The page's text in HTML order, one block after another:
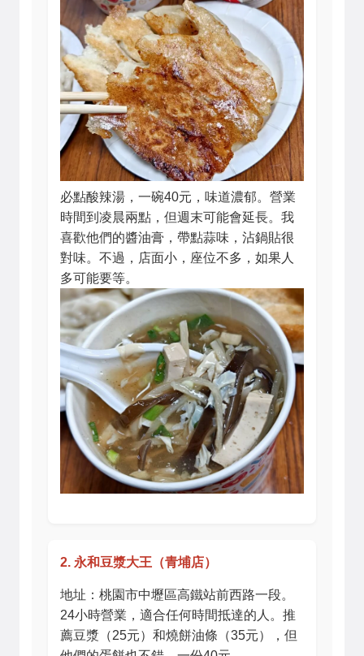
必點酸辣湯，一碗40元，味道濃郁。營業
時間到凌晨兩點，但週末可能會延長。我
喜歡他們的醬油膏，帶點蒜味，沾鍋貼很
對味。不過，店面小，座位不多，如果人
多可能要等。
2. 永和豆漿大王（青埔店）
地址：桃園市中壢區高鐵站前西路一段。
24小時營業，適合任何時間抵達的人。推
薦豆漿（25元）和燒餅油條（35元），但